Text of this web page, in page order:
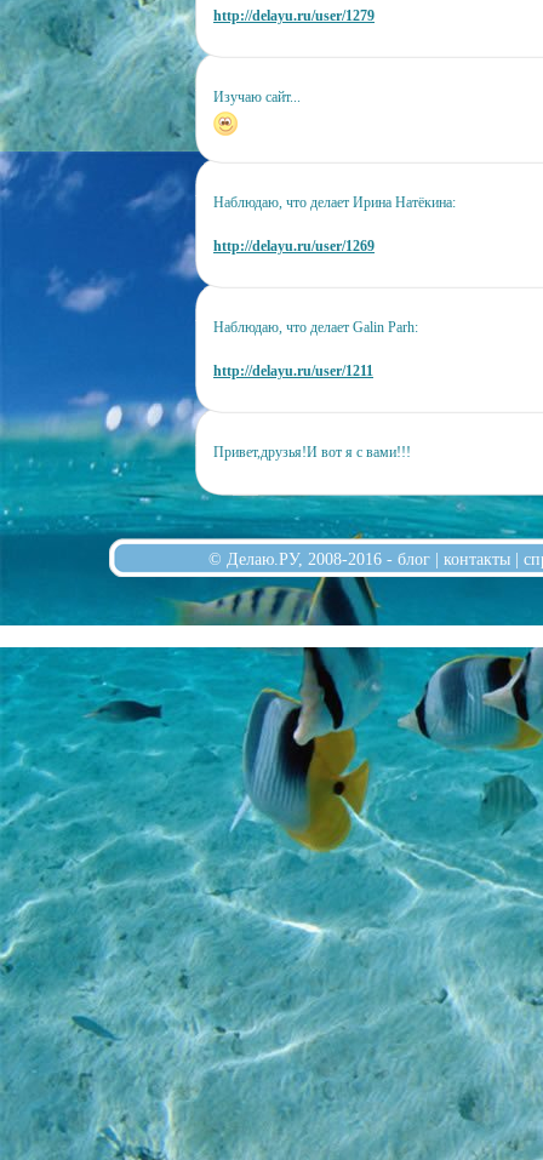
http://delayu.ru/user/1279
Изучаю сайт...
Наблюдаю, что делает Ирина Натёкина:
http://delayu.ru/user/1269
Наблюдаю, что делает Galin Parh:
http://delayu.ru/user/1211
Привет,друзья!И вот я с вами!!!
© Делаю.РУ, 2008-2016 - блог | контакты |